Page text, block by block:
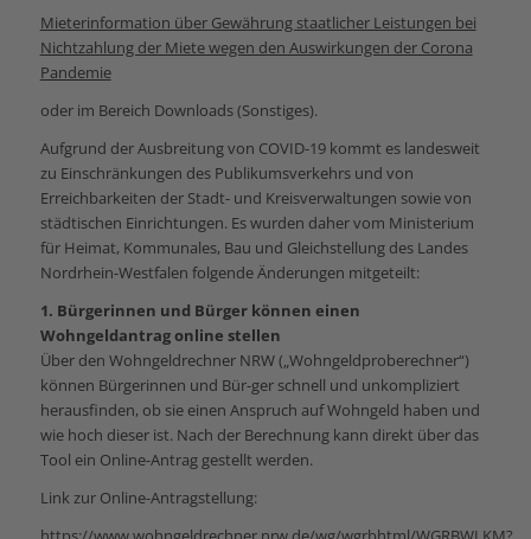
Mieterinformation über Gewährung staatlicher Leistungen bei
Nichtzahlung der Miete wegen den Auswirkungen der Corona
Pandemie
oder im Bereich Downloads (Sonstiges).
Aufgrund der Ausbreitung von COVID-19 kommt es landesweit
zu Einschränkungen des Publikumsverkehrs und von
Erreichbarkeiten der Stadt- und Kreisverwaltungen sowie von
städtischen Einrichtungen. Es wurden daher vom Ministerium
für Heimat, Kommunales, Bau und Gleichstellung des Landes
Nordrhein-Westfalen folgende Änderungen mitgeteilt:
1. Bürgerinnen und Bürger können einen
Wohngeldantrag online stellen
Über den Wohngeldrechner NRW („Wohngeldproberechner“)
können Bürgerinnen und Bür-ger schnell und unkompliziert
herausfinden, ob sie einen Anspruch auf Wohngeld haben und
wie hoch dieser ist. Nach der Berechnung kann direkt über das
Tool ein Online-Antrag gestellt werden.
Link zur Online-Antragstellung: